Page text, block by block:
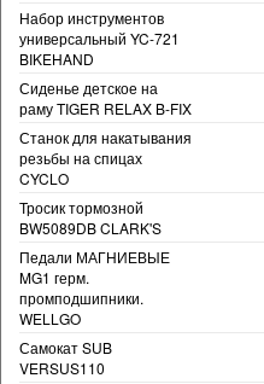
Набор инструментов
универсальный YC-721
BIKEHAND
Сиденье детское на
раму TIGER RELAX B-FIX
Станок для накатывания
резьбы на спицах
CYCLO
Тросик тормозной
BW5089DB CLARK'S
Педали МАГНИЕВЫЕ
MG1 герм.
промподшипники.
WELLGO
Самокат SUB
VERSUS110